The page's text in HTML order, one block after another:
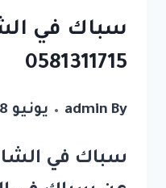
0581311715
By
admin يونيو 28, 2025
سباك في